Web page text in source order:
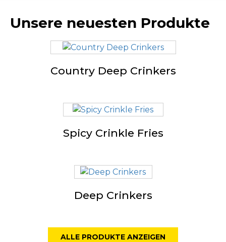
Unsere neuesten Produkte
Country Deep Crinkers
Spicy Crinkle Fries
Deep Crinkers
ALLE PRODUKTE ANZEIGEN